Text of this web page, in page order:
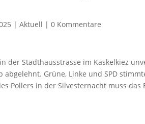
| Aktuell | 0 Kommentare
der Stadthausstrasse im Kaskelkiez
abgelehnt. Grüne, Linke und SPD
Pollers in der Silvesternacht muss